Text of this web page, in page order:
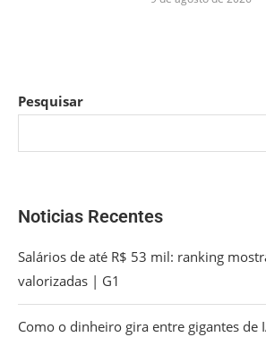
Pesquisar
Noticias Recentes
Salários de até R$ 53 mil: ranking
valorizadas | G1
Como o dinheiro gira entre gigantes de